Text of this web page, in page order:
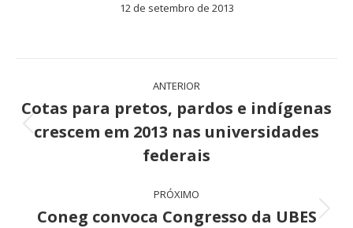
12 de setembro de 2013
Navegação
de
post:
ANTERIOR
Post
anterior:
Cotas para pretos, pardos e indígenas
crescem em 2013 nas universidades
federais
PRÓXIMO
Próximo
Coneg convoca Congresso da UBES